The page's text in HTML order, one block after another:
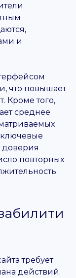
и
что повышает
Кроме того,
среднее
ключевые
доверия
повторных
требует
действий.